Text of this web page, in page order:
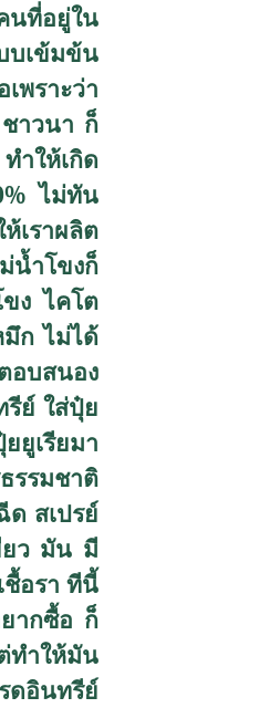
นที่อยู่ใน
บเข้มข้น
พราะว่า
าวนา ก็
ำให้เกิด
%ไม่ทัน
เราผลิต
น้ำโขงก็
ง ไคโต
ก ไม่ได้
อบสนอง
ย์ ใส่ปุ๋ย
ยูเรียมา
รรมชาติ
ด สเปรย์
ยว มัน มี
ชื้อรา ทีนี้
ากซื้อ ก็
ทำให้มัน
ดอินทรีย์